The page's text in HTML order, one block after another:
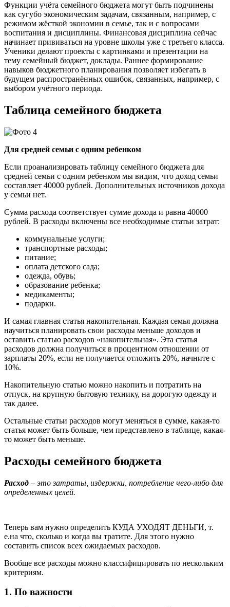
Функции учёта семейного бюджета могут быть подчинены
как сугубо экономическим задачам, связанным, например, с
режимом жёсткой экономии в семье, так и с вопросами
воспитания и дисциплины. Финансовая дисциплина сейчас
начинает прививаться на уровне школы уже с третьего класса.
Ученики делают проекты с картинками и презентации на
тему семейный бюджет, доклады. Раннее формирование
навыков бюджетного планирования позволяет избегать в
будущем распространённых ошибок, связанных, например, с
выбором учётного периода.
Таблица семейного бюджета
Для средней семьи с одним ребенком
Если проанализировать таблицу семейного бюджета для
средней семьи с одним ребенком мы видим, что доход семьи
составляет 40000 рублей. Дополнительных источников дохода
у семьи нет.
Сумма расхода соответствует сумме дохода и равна 40000
рублей. В расходы включены все необходимые статьи затрат:
коммунальные услуги;
транспортные расходы;
питание;
оплата детского сада;
одежда, обувь;
образование ребенка;
медикаменты;
подарки.
И самая главная статья накопительная. Каждая семья должна
научиться планировать свои расходы меньше доходов и
оставить статью расходов «накопительная». Эта статья
расходов должна получиться в процентном отношении от
зарплаты 20%, если не получается отложить 20%, начните с
10%.
Накопительную статью можно накопить и потратить на
отпуск, на крупную бытовую технику, на дорогую одежду и
так далее.
Остальные статьи расходов могут меняться в сумме, какая-то
статья может быть больше, чем представлено в таблице, какая-
то может быть меньше.
Расходы семейного бюджета
Расход – это затраты, издержки, потребление чего-либо для
определенных целей.
Теперь вам нужно определить КУДА УХОДЯТ ДЕНЬГИ, т.
е.на что, сколько и когда вы тратите. Для этого нужно
составить список всех ожидаемых расходов.
Вообще все расходы можно классифицировать по нескольким
критериям.
1. По важности